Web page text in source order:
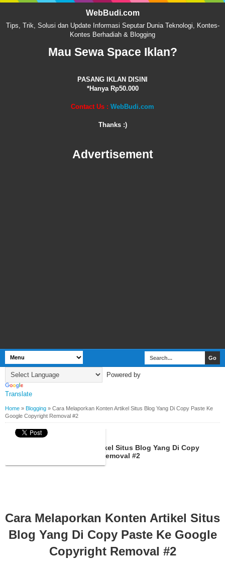
WebBudi.com
Tips, Trik, Solusi dan Update Informasi Seputar Dunia Teknologi, Kontes-
Kontes Berhadiah & Blogging
Mau Sewa Space Iklan?
PASANG IKLAN DISINI
*Hanya Rp50.000
Contact Us : WebBudi.com
Thanks :)
Advertisement
Powered by
Translate
Home » Blogging » Cara Melaporkan Konten Artikel Situs Blog Yang Di Copy Paste Ke
Google Copyright Removal #2
BYWEBBUDI.COM
Cara Melaporkan Konten Artikel Situs Blog Yang Di Copy
Paste Ke Google Copyright Removal #2
Cara Melaporkan Konten Artikel Situs
Blog Yang Di Copy Paste Ke Google
Copyright Removal #2